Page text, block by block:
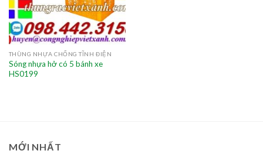
THÙNG NHỰA CHỐNG TĨNH ĐIỆN
Sóng nhựa hở có 5 bánh xe
HS0199
MỚI NHẤT